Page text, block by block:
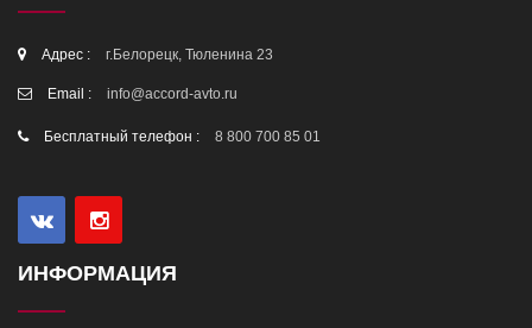
Адрес : г.Белорецк, Тюленина 23
Email : info@accord-avto.ru
Бесплатный телефон : 8 800 700 85 01
ИНФОРМАЦИЯ